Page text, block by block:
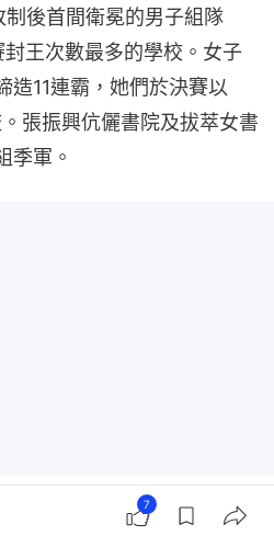
後首間衛冕的男子組隊
王次數最多的學校。女子
造11連霸，她們於決賽以
張振興伉儷書院及拔萃女書
季軍。
7